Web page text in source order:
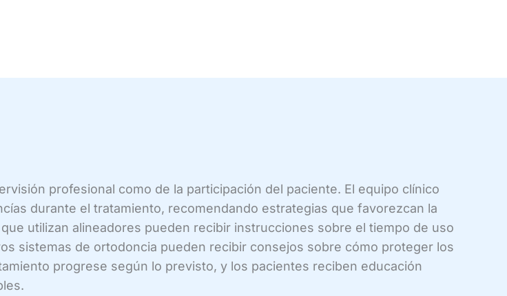
profesional como de la participación del paciente. El equipo clínico
durante el tratamiento, recomendando estrategias que favorezcan la
utilizan alineadores pueden recibir instrucciones sobre el tiempo de uso
sistemas de ortodoncia pueden recibir consejos sobre cómo proteger los
progrese según lo previsto, y los pacientes reciben educación